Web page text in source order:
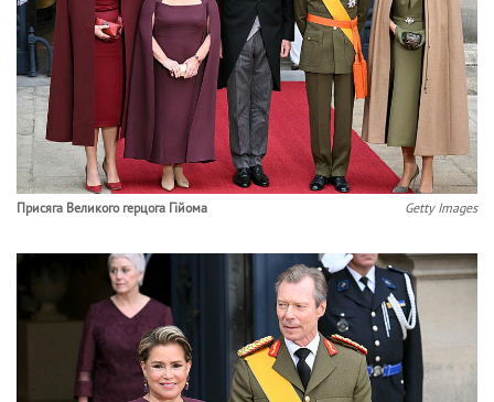
Присяга Великого герцога Гійома Getty Images